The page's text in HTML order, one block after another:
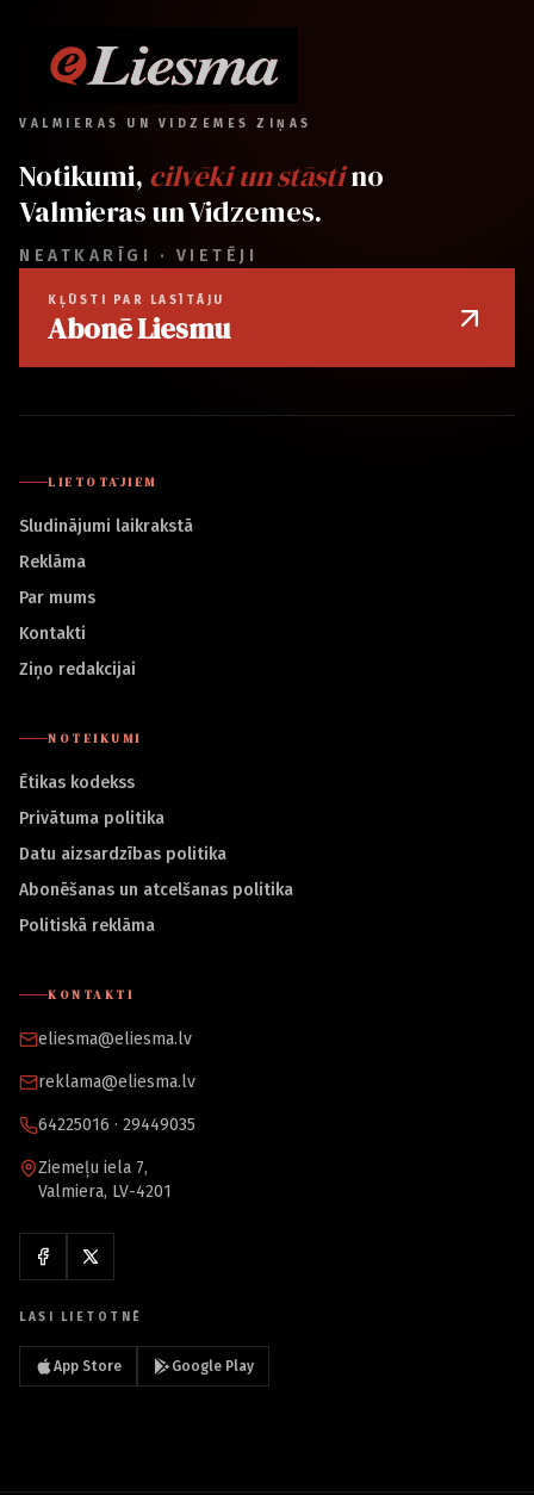
VALMIERAS UN VIDZEMES ZIŅAS
Notikumi, cilvēki un stāstino
Valmieras un Vidzemes.
NEATKARĪGI · VIETĒJI
KĻŪSTI PAR LASĪTĀJU
Abonē Liesmu
LIETOTĀJIEM
Sludinājumi laikrakstā
Reklāma
Par mums
Kontakti
Ziņo redakcijai
NOTEIKUMI
Ētikas kodekss
Privātuma politika
Datu aizsardzības politika
Abonēšanas un atcelšanas politika
Politiskā reklāma
KONTAKTI
eliesma@eliesma.lv
reklama@eliesma.lv
64225016 · 29449035
Ziemeļu iela 7,
Valmiera, LV-4201
LASI LIETOTNĒ
App Store Google Play